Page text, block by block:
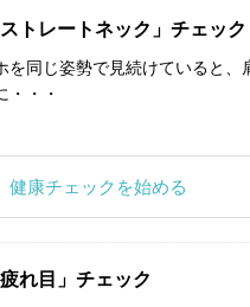
トレートネック」チェック
を同じ姿勢で見続けていると、
・・・
健康チェックを始める
れ目」チェック